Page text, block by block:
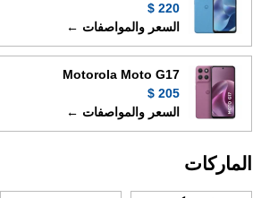
220 $
السعر والمواصفات ←
Motorola Moto G17
205 $
السعر والمواصفات ←
الماركات